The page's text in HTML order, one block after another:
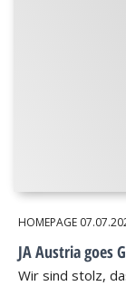
HOMEPAGE
JA Austria goes
Wir sind stolz,